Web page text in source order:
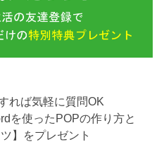
れば気軽に質問OK
を使ったPOPの作り方と
】をプレゼント